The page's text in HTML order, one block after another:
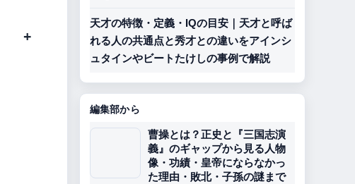
天才の特徴・定義・IQの目安｜天才と呼ば
れる人の共通点と秀才との違いをアインシ
ュタインやビートたけしの事例で解説
編集部から
曹操とは？正史と『三国志演
義』のギャップから見る人物
像・功績・皇帝にならなかっ
た理由・敗北・子孫の謎まで